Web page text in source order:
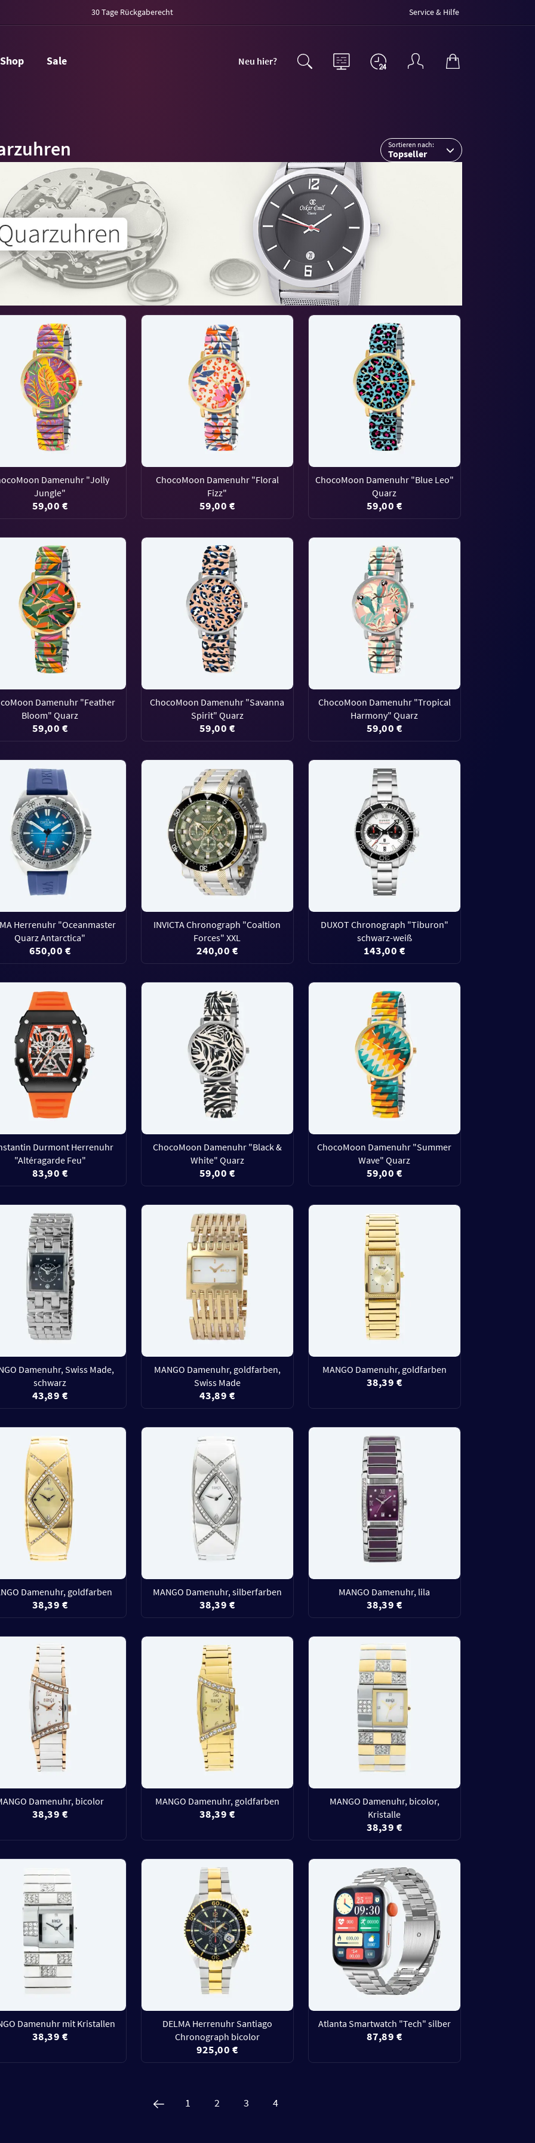
30 Tage Rückgaberecht Service & Hilfe
Shop Sale Neu hier?
Sortieren nach:
Topseller
Damenuhr "Jolly
Jungle"
59,00 €
ChocoMoon Damenuhr "Floral
Fizz"
59,00 €
ChocoMoon Damenuhr "Blue Leo"
Quarz
59,00 €
Damenuhr "Feather
Bloom" Quarz
59,00 €
ChocoMoon Damenuhr "Savanna
Spirit" Quarz
59,00 €
ChocoMoon Damenuhr "Tropical
Harmony" Quarz
59,00 €
Herrenuhr "Oceanmaster
Quarz Antarctica"
650,00 €
INVICTA Chronograph "Coaltion
Forces" XXL
240,00 €
DUXOT Chronograph "Tiburon"
schwarz-weiß
143,00 €
Durmont Herrenuhr
"Altéragarde Feu"
83,90 €
ChocoMoon Damenuhr "Black &
White" Quarz
59,00 €
ChocoMoon Damenuhr "Summer
Wave" Quarz
59,00 €
Damenuhr, Swiss Made,
schwarz
43,89 €
MANGO Damenuhr, goldfarben,
Swiss Made
43,89 €
MANGO Damenuhr, goldfarben
38,39 €
Damenuhr, goldfarben
38,39 €
MANGO Damenuhr, silberfarben
38,39 €
MANGO Damenuhr, lila
38,39 €
Damenuhr, bicolor
38,39 €
MANGO Damenuhr, goldfarben
38,39 €
MANGO Damenuhr, bicolor,
Kristalle
38,39 €
Damenuhr mit Kristallen
38,39 €
DELMA Herrenuhr Santiago
Chronograph bicolor
925,00 €
Atlanta Smartwatch "Tech" silber
87,89 €
1 2 3 4